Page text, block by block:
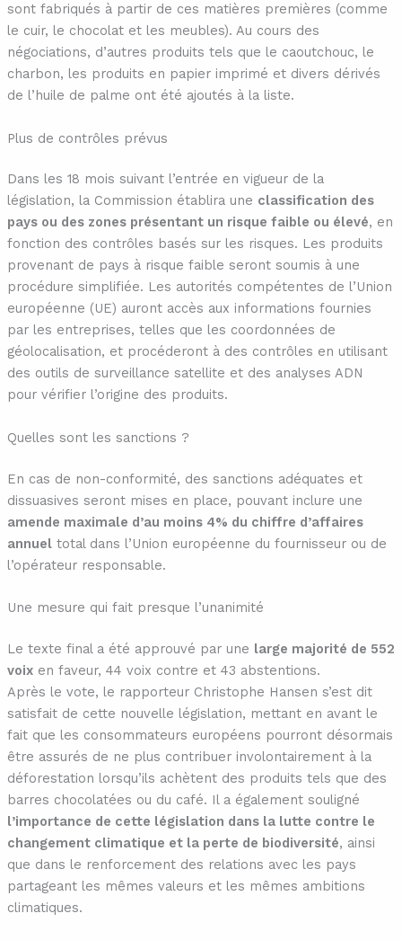
sont fabriqués à partir de ces matières premières (comme
le cuir, le chocolat et les meubles). Au cours des
négociations, d’autres produits tels que le caoutchouc, le
charbon, les produits en papier imprimé et divers dérivés
de l’huile de palme ont été ajoutés à la liste.
Plus de contrôles prévus
Dans les 18 mois suivant l’entrée en vigueur de la
législation, la Commission établira une classification des
pays ou des zones présentant un risque faible ou élevé, en
fonction des contrôles basés sur les risques. Les produits
provenant de pays à risque faible seront soumis à une
procédure simplifiée. Les autorités compétentes de l’Union
européenne (UE) auront accès aux informations fournies
par les entreprises, telles que les coordonnées de
géolocalisation, et procéderont à des contrôles en utilisant
des outils de surveillance satellite et des analyses ADN
pour vérifier l’origine des produits.
Quelles sont les sanctions ?
En cas de non-conformité, des sanctions adéquates et
dissuasives seront mises en place, pouvant inclure une
amende maximale d’au moins 4% du chiffre d’affaires
annueltotal dans l’Union européenne du fournisseur ou de
l’opérateur responsable.
Une mesure qui fait presque l’unanimité
Le texte final a été approuvé par une large majorité de 552
voixen faveur, 44 voix contre et 43 abstentions.
Après le vote, le rapporteur Christophe Hansen s’est dit
satisfait de cette nouvelle législation, mettant en avant le
fait que les consommateurs européens pourront désormais
être assurés de ne plus contribuer involontairement à la
déforestation lorsqu’ils achètent des produits tels que des
barres chocolatées ou du café. Il a également souligné
l’importance de cette législation dans la lutte contre le
changement climatique et la perte de biodiversité, ainsi
que dans le renforcement des relations avec les pays
partageant les mêmes valeurs et les mêmes ambitions
climatiques.